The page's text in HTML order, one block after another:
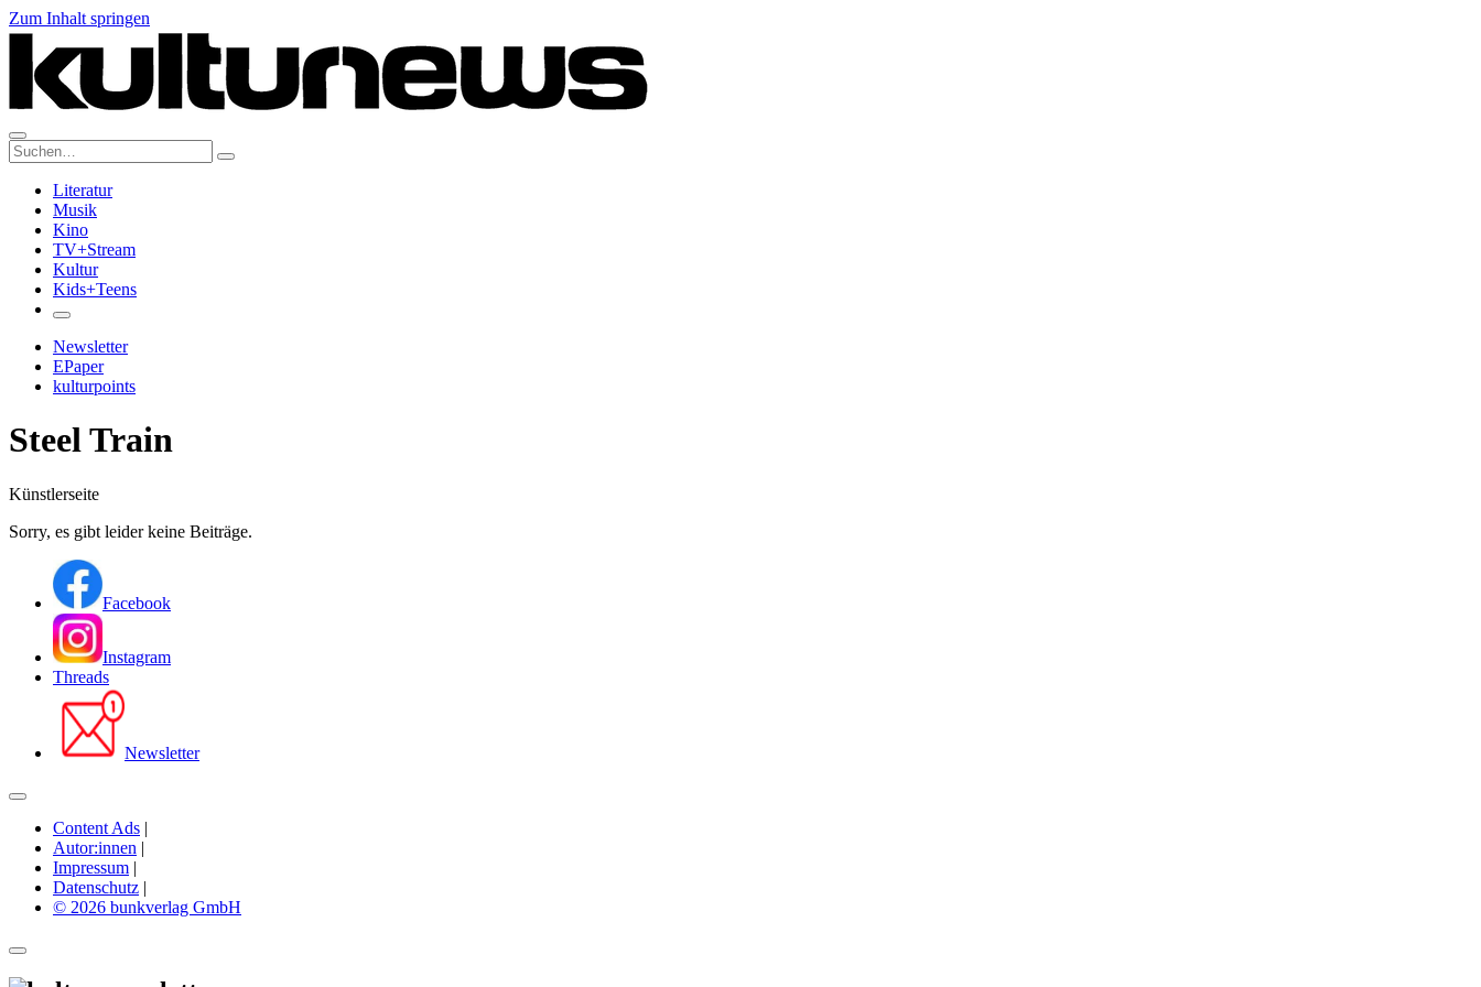
Zum Inhalt springen
Suche:
Literatur
Musik
Kino
TV+Stream
Kultur
Kids+Teens
Newsletter
EPaper
kulturpoints
Steel Train
Künstlerseite
Sorry, es gibt leider keine Beiträge.
Facebook
Instagram
Threads
Newsletter
Content Ads |
Autor:innen |
Impressum |
Datenschutz |
© 2026 bunkverlag GmbH